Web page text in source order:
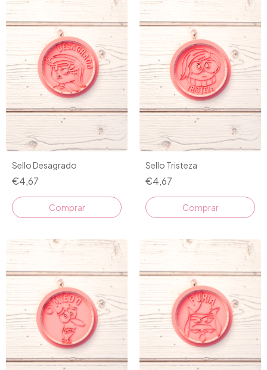
Sello Desagrado
€4,67
Comprar
Sello Tristeza
€4,67
Comprar